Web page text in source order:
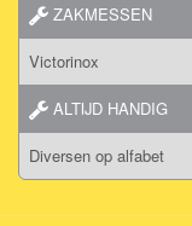
ZAKMESSEN
Victorinox
ALTIJD HANDIG
Diversen op alfabet